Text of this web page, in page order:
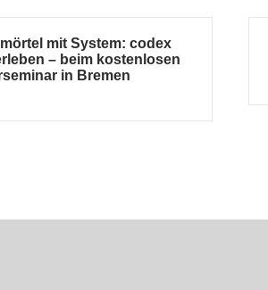
mit System: codex
– beim kostenlosen
in Bremen